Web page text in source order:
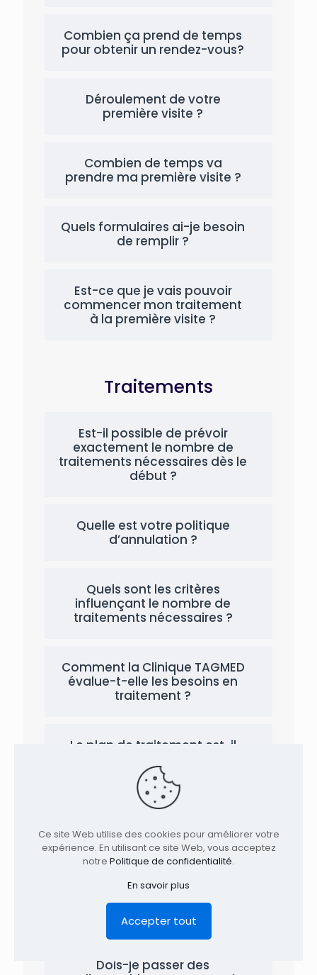
Combien ça prend de temps
pour obtenir un rendez-vous?
Déroulement de votre
première visite ?
Combien de temps va
prendre ma première visite ?
Quels formulaires ai-je besoin
de remplir ?
Est-ce que je vais pouvoir
commencer mon traitement
à la première visite ?
Traitements
Est-il possible de prévoir
exactement le nombre de
traitements nécessaires dès le
début ?
Quelle est votre politique
d’annulation ?
Quels sont les critères
influençant le nombre de
traitements nécessaires ?
Comment la Clinique TAGMED
évalue-t-elle les besoins en
traitement ?
Le plan de traitement est-il
progression ?
viennent nous consulter ?
Dois-je utiliser de la glace ou
de la chaleur pour soulager
ma douleur ?
Dois-je passer des
Ce site Web utilise des cookies pour améliorer votre
expérience. En utilisant ce site Web, vous acceptez
notre Politique de confidentialité.
En savoir plus
Accepter tout